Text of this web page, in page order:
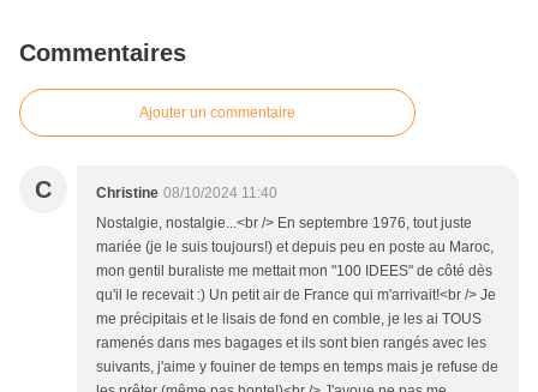
Commentaires
Ajouter un commentaire
C Christine 08/10/2024 11:40
Nostalgie, nostalgie...<br /> En septembre 1976, tout juste
mariée (je le suis toujours!) et depuis peu en poste au Maroc,
mon gentil buraliste me mettait mon "100 IDEES" de côté dès
qu'il le recevait :) Un petit air de France qui m'arrivait!<br /> Je
me précipitais et le lisais de fond en comble, je les ai TOUS
ramenés dans mes bagages et ils sont bien rangés avec les
suivants, j'aime y fouiner de temps en temps mais je refuse de